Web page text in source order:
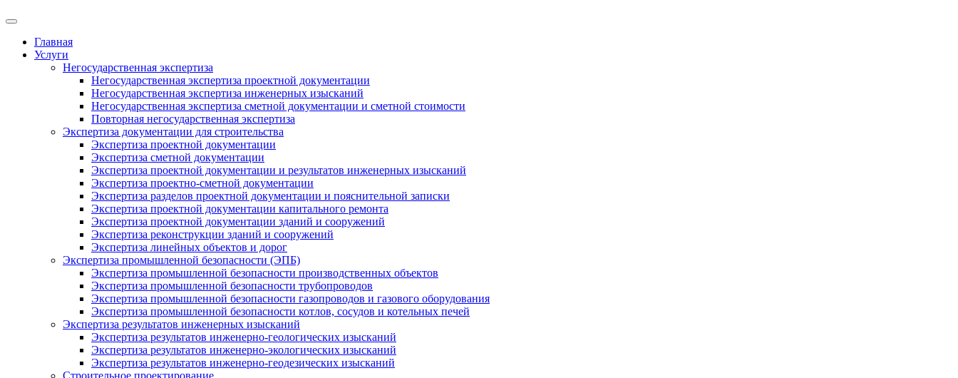
Главная
Услуги
Негосударственная экспертиза
Негосударственная экспертиза проектной документации
Негосударственная экспертиза инженерных изысканий
Негосударственная экспертиза сметной документации и сметной стоимости
Повторная негосударственная экспертиза
Экспертиза документации для строительства
Экспертиза проектной документации
Экспертиза сметной документации
Экспертиза проектной документации и результатов инженерных изысканий
Экспертиза проектно-сметной документации
Экспертиза разделов проектной документации и пояснительной записки
Экспертиза проектной документации капитального ремонта
Экспертиза проектной документации зданий и сооружений
Экспертиза реконструкции зданий и сооружений
Экспертиза линейных объектов и дорог
Экспертиза промышленной безопасности (ЭПБ)
Экспертиза промышленной безопасности производственных объектов
Экспертиза промышленной безопасности трубопроводов
Экспертиза промышленной безопасности газопроводов и газового оборудования
Экспертиза промышленной безопасности котлов, сосудов и котельных печей
Экспертиза результатов инженерных изысканий
Экспертиза результатов инженерно-геологических изысканий
Экспертиза результатов инженерно-экологических изысканий
Экспертиза результатов инженерно-геодезических изысканий
Строительное проектирование